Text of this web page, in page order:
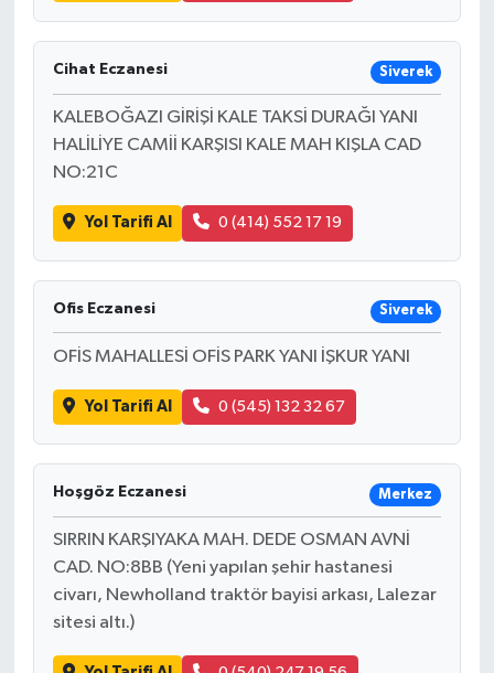
Cihat Eczanesi Siverek
KALEBOĞAZI GİRİŞİ KALE TAKSİ DURAĞI YANI
HALİLİYE CAMİİ KARŞISI KALE MAH KIŞLA CAD
NO:21C
Yol Tarifi Al 0 (414) 552 17 19
Ofis Eczanesi Siverek
OFİS MAHALLESİ OFİS PARK YANI İŞKUR YANI
Yol Tarifi Al 0 (545) 132 32 67
Hoşgöz Eczanesi Merkez
SIRRIN KARŞIYAKA MAH. DEDE OSMAN AVNİ
CAD. NO:8BB (Yeni yapılan şehir hastanesi
civarı, Newholland traktör bayisi arkası, Lalezar
sitesi altı.)
Sağlık
Yaşam